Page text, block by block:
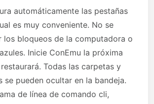
automáticamente las pestañas
es muy conveniente. No se
los bloqueos de la computadora o
Inicie ConEmu la próxima
Todas las carpetas y
se pueden ocultar en la bandeja.
de línea de comando cli,